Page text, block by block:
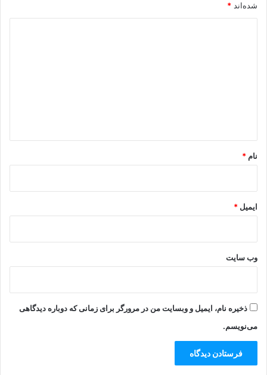
شده‌اند *
نام *
ایمیل *
وب‌ سایت
ذخیره نام، ایمیل و وبسایت من در مرورگر برای زمانی که دوباره دیدگاهی
می‌نویسم.